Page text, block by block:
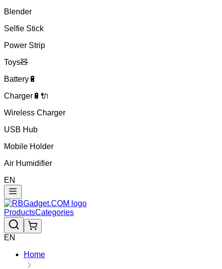
Blender
Selfie Stick
Power Strip
Toys🧸
Battery🔋
Charger🔋🔌
Wireless Charger
USB Hub
Mobile Holder
Air Humidifier
EN
ProductsCategories
EN
Home